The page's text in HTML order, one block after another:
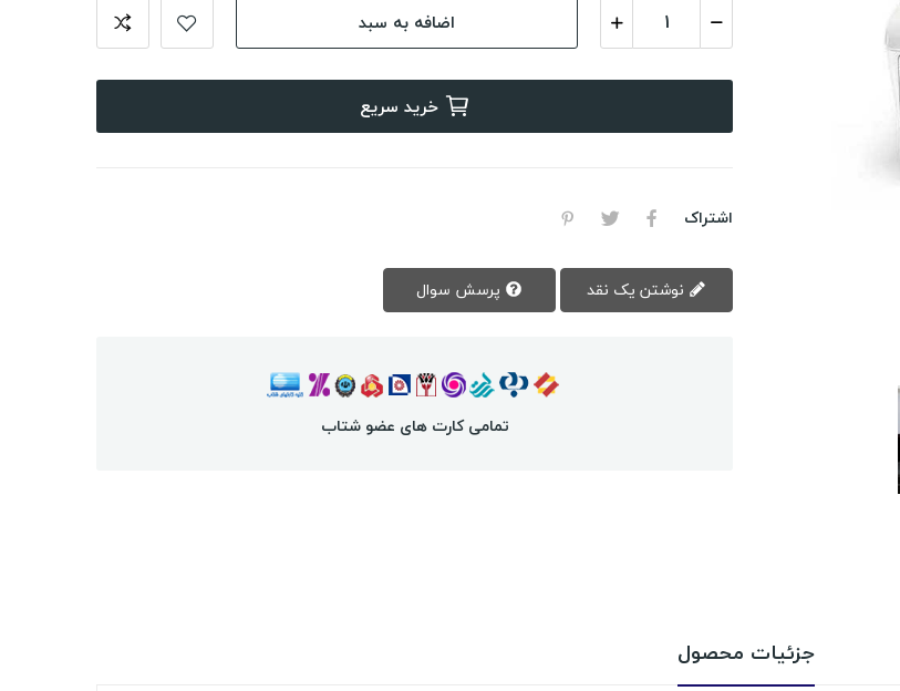
اضافه به سبد
خرید سریع
اشتراک
تمامی کارت های عضو شتاب
جزئیات محصول